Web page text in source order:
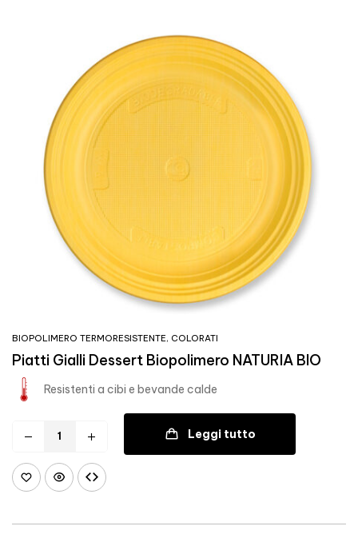
BIOPOLIMERO TERMORESISTENTE, COLORATI
Piatti Gialli Dessert Biopolimero NATURIA BIO
Resistenti a cibi e bevande calde
Leggi tutto